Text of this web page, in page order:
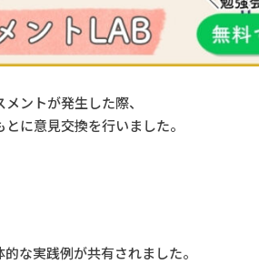
ントが発生した際、
に意見交換を行いました。
な実践例が共有されました。